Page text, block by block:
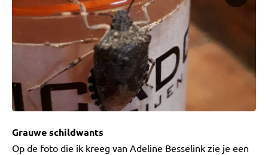
Grauwe schildwants
Op de foto die ik kreeg van Adeline Besselink zie je een